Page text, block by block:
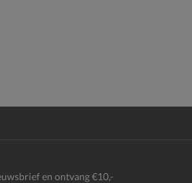
en ontvang €10,-